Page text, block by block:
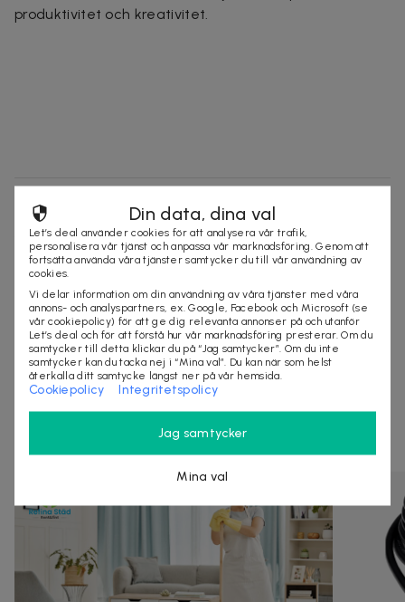
produktivitet och kreativitet.
Säljes av
JQ8
Organisationsnummer:670830-XXXX
http://www.jq8.se
KÖP
Andra som kollat på dealen ovan tittar även
på
Din data, dina val
Let’s deal använder cookies för att analysera vår trafik,
personalisera vår tjänst och anpassa vår marknadsföring. Genom att
fortsätta använda våra tjänster samtycker du till vår användning av
cookies.
Vi delar information om din användning av våra tjänster med våra
annons- och analyspartners, ex. Google, Facebook och Microsoft (se
vår cookiepolicy) för att ge dig relevanta annonser på och utanför
Let’s deal och för att förstå hur vår marknadsföring presterar. Om du
samtycker till detta klickar du på “Jag samtycker”. Om du inte
samtycker kan du tacka nej i “Mina val”. Du kan när som helst
återkalla ditt samtycke längst ner på vår hemsida.
Cookiepolicy Integritetspolicy
Jag samtycker
Mina val